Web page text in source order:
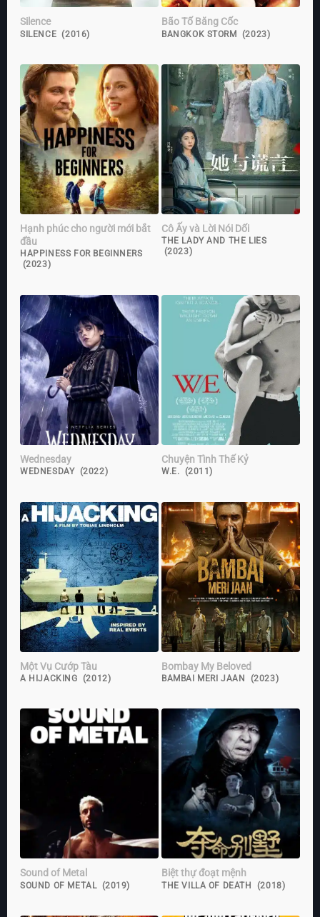
Silence
SILENCE (2016)
Bão Tố Băng Cốc
BANGKOK STORM (2023)
Hạnh phúc cho người mới bắt
đầu
HAPPINESS FOR BEGINNERS
(2023)
Cô Ấy và Lời Nói Dối
THE LADY AND THE LIES
(2023)
Wednesday
WEDNESDAY (2022)
Chuyện Tình Thế Kỷ
W.E. (2011)
Một Vụ Cướp Tàu
A HIJACKING (2012)
Bombay My Beloved
BAMBAI MERI JAAN (2023)
Sound of Metal
SOUND OF METAL (2019)
Biệt thự đoạt mệnh
THE VILLA OF DEATH (2018)